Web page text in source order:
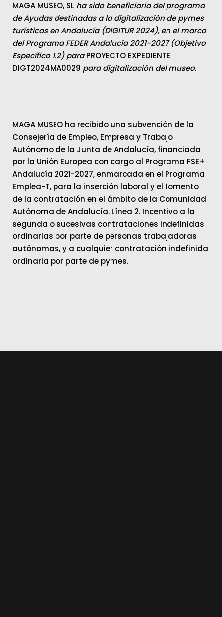
MAGA MUSEO, SL ha sido beneficiaria del programa
de Ayudas destinadas a la digitalización de pymes
turísticas en Andalucía (DIGITUR 2024), en el marco
del Programa FEDER Andalucía 2021-2027 (Objetivo
Específico 1.2) paraPROYECTO EXPEDIENTE
DIGT2024MA0029 para digitalización del museo.
MAGA MUSEO ha recibido una subvención de la
Consejería de Empleo, Empresa y Trabajo
Autónomo de la Junta de Andalucía, financiada
por la Unión Europea con cargo al Programa FSE+
Andalucía 2021-2027, enmarcada en el Programa
Emplea-T, para la inserción laboral y el fomento
de la contratación en el ámbito de la Comunidad
Autónoma de Andalucía. Línea 2. Incentivo a la
segunda o sucesivas contrataciones indefinidas
ordinarias por parte de personas trabajadoras
autónomas, y a cualquier contratación indefinida
ordinaria por parte de pymes.